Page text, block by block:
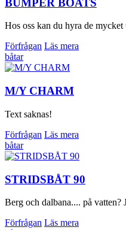
Hos oss kan du hyra de
Förfrågan Läs mera
båtar
M/Y CHARM
Text saknas!
Förfrågan Läs mera
båtar
STRIDSBÅT 90
Berg och dalbana.... på
Förfrågan Läs mera